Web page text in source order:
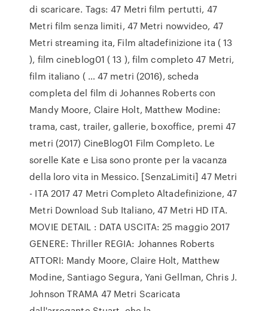
di scaricare. Tags: 47 Metri film pertutti, 47
Metri film senza limiti, 47 Metri nowvideo, 47
Metri streaming ita, Film altadefinizione ita ( 13
), film cineblog01 ( 13 ), film completo 47 Metri,
film italiano ( … 47 metri (2016), scheda
completa del film di Johannes Roberts con
Mandy Moore, Claire Holt, Matthew Modine:
trama, cast, trailer, gallerie, boxoffice, premi 47
metri (2017) CineBlog01 Film Completo. Le
sorelle Kate e Lisa sono pronte per la vacanza
della loro vita in Messico. [SenzaLimiti] 47 Metri
- ITA 2017 47 Metri Completo Altadefinizione, 47
Metri Download Sub Italiano, 47 Metri HD ITA.
MOVIE DETAIL : DATA USCITA: 25 maggio 2017
GENERE: Thriller REGIA: Johannes Roberts
ATTORI: Mandy Moore, Claire Holt, Matthew
Modine, Santiago Segura, Yani Gellman, Chris J.
Johnson TRAMA 47 Metri Scaricata